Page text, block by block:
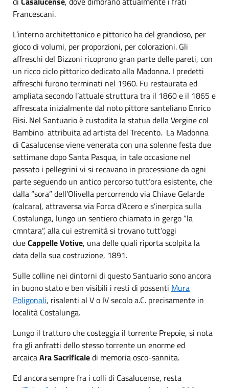
Francescani.
L’interno architettonico e pittorico ha del grandioso, per
gioco di volumi, per proporzioni, per colorazioni. Gli
affreschi del Bizzoni ricoprono gran parte delle pareti, con
un ricco ciclo pittorico dedicato alla Madonna. I predetti
affreschi furono terminati nel 1960. Fu restaurata ed
ampliata secondo l’attuale struttura tra il 1860 e il 1865 e
affrescata inizialmente dal noto pittore santeliano Enrico
Risi. Nel Santuario è custodita la statua della Vergine col
Bambino attribuita ad artista del Trecento. La Madonna
di Casalucense viene venerata con una solenne festa due
settimane dopo Santa Pasqua, in tale occasione nel
passato i pellegrini vi si recavano in processione da ogni
parte seguendo un antico percorso tutt’ora esistente, che
dalla “sora” dell’Olivella percorrendo via Chiave Gelarde
(calcara), attraversa via Forca d’Acero e s’inerpica sulla
Costalunga, lungo un sentiero chiamato in gergo “la
cmntara”, alla cui estremità si trovano tutt’oggi
dueCappelle Votive, una delle quali riporta scolpita la
data della sua costruzione, 1891.
Sulle colline nei dintorni di questo Santuario sono ancora
in buono stato e ben visibili i resti di possenti Mura
Poligonali, risalenti al V o IV secolo a.C. precisamente in
località Costalunga.
Lungo il tratturo che costeggia il torrente Prepoie, si nota
fra gli anfratti dello stesso torrente un enorme ed
arcaicaAra Sacrificaledi memoria osco-sannita.
Ed ancora sempre fra i colli di Casalucense, resta